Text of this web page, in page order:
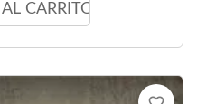
CARRITO